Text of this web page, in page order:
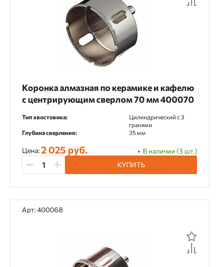
Коронка алмазная по керамике и кафелю
с центрирующим сверлом 70 мм 400070
Тип хвостовика:
Цилиндрический c 3
гранями
Глубина сверления:
35 мм
Цена:2 025 руб.
В наличии (3 шт.)
КУПИТЬ
Арт: 400068